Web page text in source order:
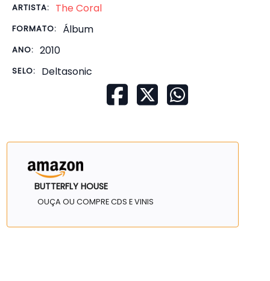
ARTISTA: The Coral
FORMATO: Álbum
ANO: 2010
SELO: Deltasonic
BUTTERFLY HOUSE
OUÇA OU COMPRE CDS E VINIS